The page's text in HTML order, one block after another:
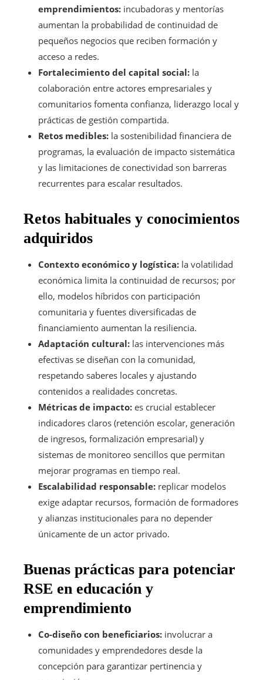
emprendimientos: incubadoras y mentorías
aumentan la probabilidad de continuidad de
pequeños negocios que reciben formación y
acceso a redes.
Fortalecimiento del capital social: la
colaboración entre actores empresariales y
comunitarios fomenta confianza, liderazgo local y
prácticas de gestión compartida.
Retos medibles: la sostenibilidad financiera de
programas, la evaluación de impacto sistemática
y las limitaciones de conectividad son barreras
recurrentes para escalar resultados.
Retos habituales y conocimientos
adquiridos
Contexto económico y logística: la volatilidad
económica limita la continuidad de recursos; por
ello, modelos híbridos con participación
comunitaria y fuentes diversificadas de
financiamiento aumentan la resiliencia.
Adaptación cultural: las intervenciones más
efectivas se diseñan con la comunidad,
respetando saberes locales y ajustando
contenidos a realidades concretas.
Métricas de impacto: es crucial establecer
indicadores claros (retención escolar, generación
de ingresos, formalización empresarial) y
sistemas de monitoreo sencillos que permitan
mejorar programas en tiempo real.
Escalabilidad responsable: replicar modelos
exige adaptar recursos, formación de formadores
y alianzas institucionales para no depender
únicamente de un actor privado.
Buenas prácticas para potenciar
RSE en educación y
emprendimiento
Co-diseño con beneficiarios: involucrar a
comunidades y emprendedores desde la
concepción para garantizar pertinencia y